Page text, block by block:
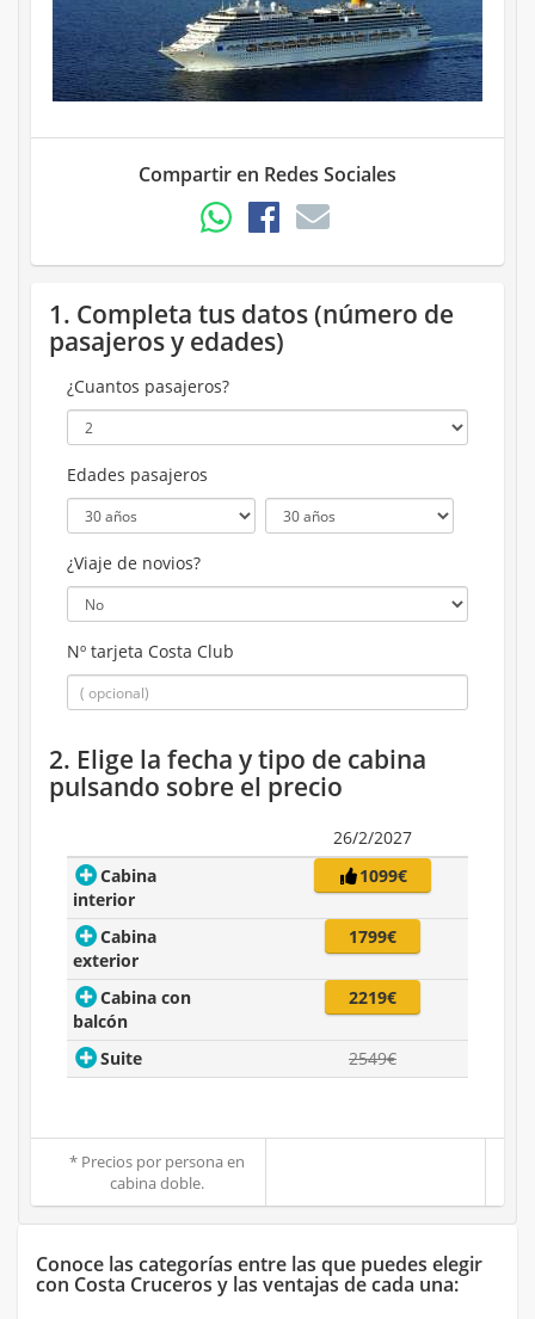
Compartir en Redes Sociales
1. Completa tus datos (número de
pasajeros y edades)
¿Cuantos pasajeros?
Edades pasajeros
¿Viaje de novios?
Nº tarjeta Costa Club
2. Elige la fecha y tipo de cabina
pulsando sobre el precio
26/2/2027
Cabina
interior
1099€
Cabina
exterior
1799€
Cabina con
balcón
2219€
Suite 2549€
* Precios por persona en
cabina doble.
Conoce las categorías entre las que puedes elegir
con Costa Cruceros y las ventajas de cada una: